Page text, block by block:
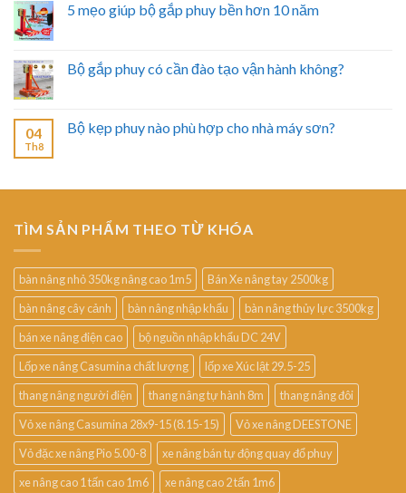
5 mẹo giúp bộ gắp phuy bền hơn 10 năm
Bộ gắp phuy có cần đào tạo vận hành không?
04
Th8
Bộ kẹp phuy nào phù hợp cho nhà máy sơn?
TÌM SẢN PHẨM THEO TỪ KHÓA
bàn nâng nhỏ 350kg nâng cao 1m5
Bán Xe nâng tay 2500kg
bàn nâng cây cảnh
bàn nâng nhập khẩu
bàn nâng thủy lực 3500kg
bán xe nâng điện cao
bộ nguồn nhập khẩu DC 24V
Lốp xe nâng Casumina chất lượng
lốp xe Xúc lật 29.5-25
thang nâng người điện
thang nâng tự hành 8m
thang nâng đôi
Vỏ xe nâng Casumina 28x9-15 (8.15-15)
Vỏ xe nâng DEESTONE
Vỏ đặc xe nâng Pio 5.00-8
xe nâng bán tự động quay đổ phuy
xe nâng cao 1 tấn cao 1m6
xe nâng cao 2 tấn 1m6